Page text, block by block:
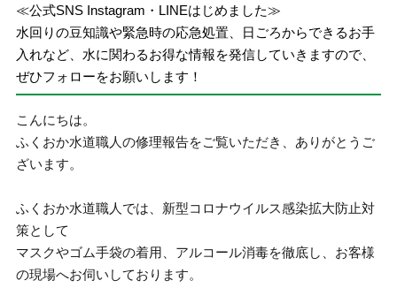
≪公式SNS Instagram・LINEはじめました≫
水回りの豆知識や緊急時の応急処置、日ごろからできるお手
入れなど、水に関わるお得な情報を発信していきますので、
ぜひフォローをお願いします！
こんにちは。
ふくおか水道職人の修理報告をご覧いただき、ありがとうご
ざいます。
ふくおか水道職人では、新型コロナウイルス感染拡大防止対
策として
マスクやゴム手袋の着用、アルコール消毒を徹底し、お客様
の現場へお伺いしております。